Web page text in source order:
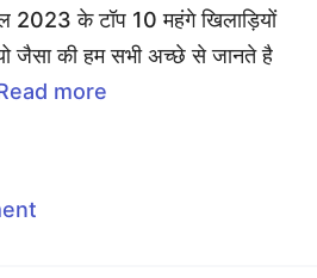
2023 के टॉप 10 महंगे खिलाड़ियों
जैसा की हम सभी अच्छे से जानते है
more